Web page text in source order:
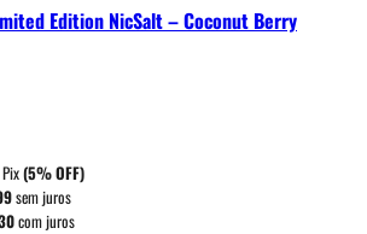
Edition NicSalt – Coconut Berry
(5% OFF)
sem juros
com juros